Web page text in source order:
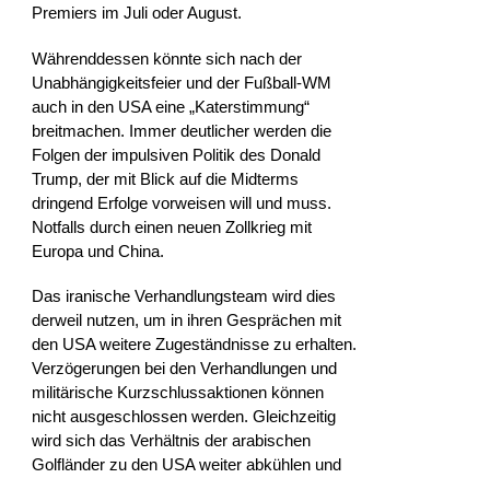
Premiers im Juli oder August.
Währenddessen könnte sich nach der
Unabhängigkeitsfeier und der Fußball-WM
auch in den USA eine „Katerstimmung“
breitmachen. Immer deutlicher werden die
Folgen der impulsiven Politik des Donald
Trump, der mit Blick auf die Midterms
dringend Erfolge vorweisen will und muss.
Notfalls durch einen neuen Zollkrieg mit
Europa und China.
Das iranische Verhandlungsteam wird dies
derweil nutzen, um in ihren Gesprächen mit
den USA weitere Zugeständnisse zu erhalten.
Verzögerungen bei den Verhandlungen und
militärische Kurzschlussaktionen können
nicht ausgeschlossen werden. Gleichzeitig
wird sich das Verhältnis der arabischen
Golfländer zu den USA weiter abkühlen und